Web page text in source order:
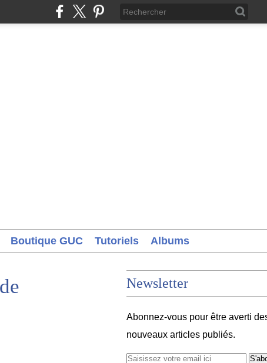
Boutique GUC Tutoriels Albums
Newsletter
Abonnez-vous pour être averti
nouveaux articles publiés.